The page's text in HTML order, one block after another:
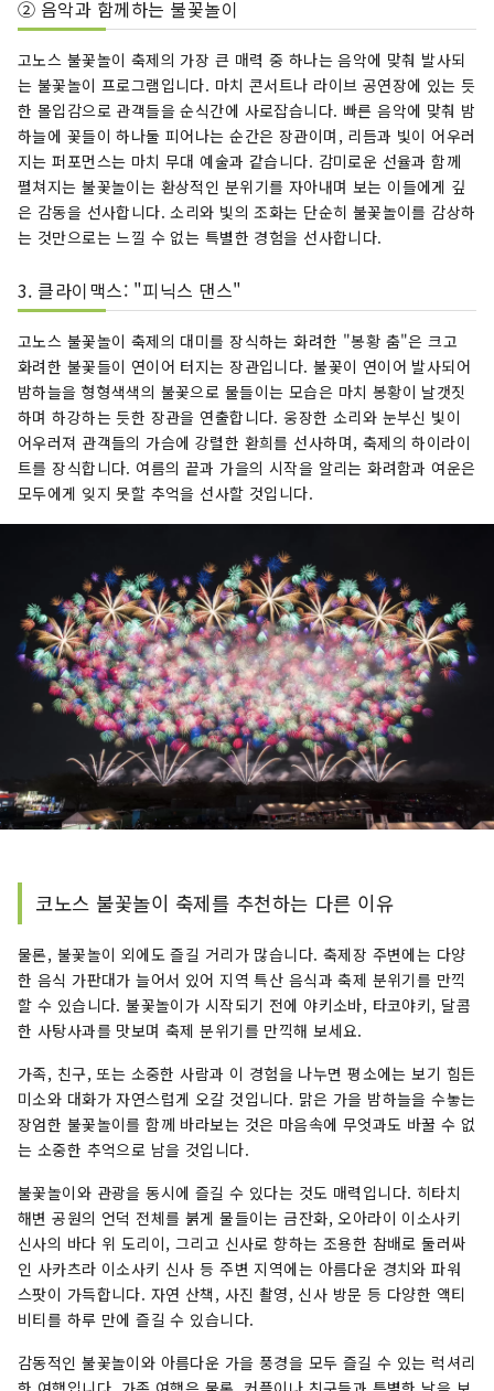
② 음악과 함께하는 불꽃놀이
고노스 불꽃놀이 축제의 가장 큰 매력 중 하나는 음악에 맞춰 발사되
는 불꽃놀이 프로그램입니다. 마치 콘서트나 라이브 공연장에 있는 듯
한 몰입감으로 관객들을 순식간에 사로잡습니다. 빠른 음악에 맞춰 밤
하늘에 꽃들이 하나둘 피어나는 순간은 장관이며, 리듬과 빛이 어우러
지는 퍼포먼스는 마치 무대 예술과 같습니다. 감미로운 선율과 함께
펼쳐지는 불꽃놀이는 환상적인 분위기를 자아내며 보는 이들에게 깊
은 감동을 선사합니다. 소리와 빛의 조화는 단순히 불꽃놀이를 감상하
는 것만으로는 느낄 수 없는 특별한 경험을 선사합니다.
3. 클라이맥스: "피닉스 댄스"
고노스 불꽃놀이 축제의 대미를 장식하는 화려한 "봉황 춤"은 크고
화려한 불꽃들이 연이어 터지는 장관입니다. 불꽃이 연이어 발사되어
밤하늘을 형형색색의 불꽃으로 물들이는 모습은 마치 봉황이 날갯짓
하며 하강하는 듯한 장관을 연출합니다. 웅장한 소리와 눈부신 빛이
어우러져 관객들의 가슴에 강렬한 환희를 선사하며, 축제의 하이라이
트를 장식합니다. 여름의 끝과 가을의 시작을 알리는 화려함과 여운은
모두에게 잊지 못할 추억을 선사할 것입니다.
코노스 불꽃놀이 축제를 추천하는 다른 이유
물론, 불꽃놀이 외에도 즐길 거리가 많습니다. 축제장 주변에는 다양
한 음식 가판대가 늘어서 있어 지역 특산 음식과 축제 분위기를 만끽
할 수 있습니다. 불꽃놀이가 시작되기 전에 야키소바, 타코야키, 달콤
한 사탕사과를 맛보며 축제 분위기를 만끽해 보세요.
가족, 친구, 또는 소중한 사람과 이 경험을 나누면 평소에는 보기 힘든
미소와 대화가 자연스럽게 오갈 것입니다. 맑은 가을 밤하늘을 수놓는
장엄한 불꽃놀이를 함께 바라보는 것은 마음속에 무엇과도 바꿀 수 없
는 소중한 추억으로 남을 것입니다.
불꽃놀이와 관광을 동시에 즐길 수 있다는 것도 매력입니다. 히타치
해변 공원의 언덕 전체를 붉게 물들이는 금잔화, 오아라이 이소사키
신사의 바다 위 도리이, 그리고 신사로 향하는 조용한 참배로 둘러싸
인 사카츠라 이소사키 신사 등 주변 지역에는 아름다운 경치와 파워
스팟이 가득합니다. 자연 산책, 사진 촬영, 신사 방문 등 다양한 액티
비티를 하루 만에 즐길 수 있습니다.
감동적인 불꽃놀이와 아름다운 가을 풍경을 모두 즐길 수 있는 럭셔리